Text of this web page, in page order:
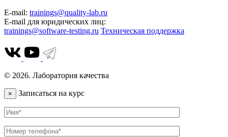
E-mail: trainings@quality-lab.ru
E-mail для юридических лиц:
trainings@software-testing.ru Техническая поддержка
© 2026. Лаборатория качества
× Записаться на курс